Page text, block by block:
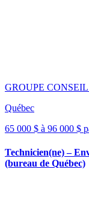
GROUPE
Québec
65 000 $ à 96 000 $
Technicien(ne) –
(bureau de Québec)